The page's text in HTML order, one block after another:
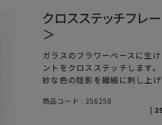
クロスステッチフレ
＞
ガラスのフラワーベースに生
ントをクロスステッチします
妙な色の陰影を繊細に刺し上げ
商品コード 356258
[